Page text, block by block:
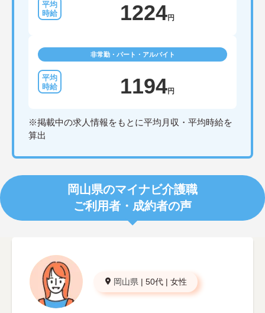
1224円
非常勤・パート・アルバイト
1194円
※掲載中の求人情報をもとに平均月収・平均時給を
算出
岡山県のマイナビ介護職
ご利用者・成約者の声
岡山県 | 50代 | 女性